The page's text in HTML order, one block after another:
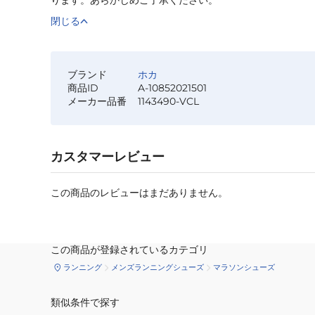
閉じる
ブランド
ホカ
商品ID
A-10852021501
メーカー品番
1143490-VCL
カスタマーレビュー
この商品のレビューはまだありません。
この商品が登録されているカテゴリ
ランニング メンズランニングシューズ マラソンシューズ
類似条件で探す